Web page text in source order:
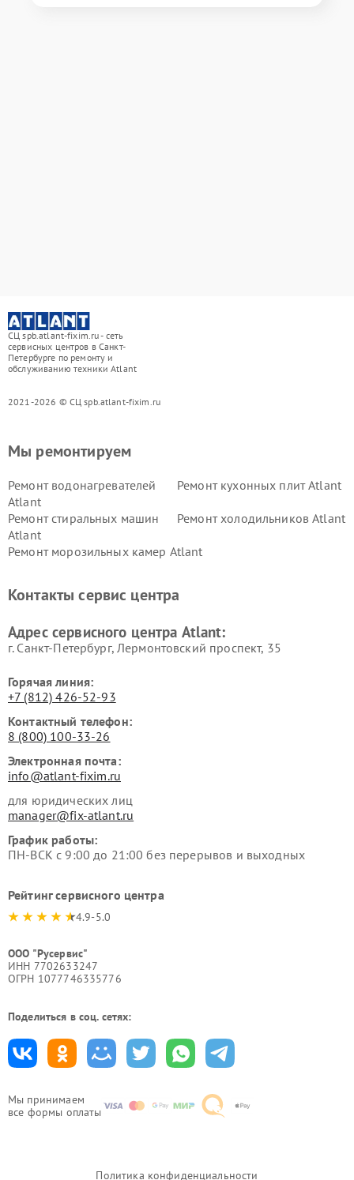
СЦ spb.atlant-fixim.ru - сеть
сервисных центров в Санкт-
Петербурге по ремонту и
обслуживанию техники Atlant
2021-2026 © СЦ spb.atlant-fixim.ru
Мы принимаем
все формы оплаты
Мы ремонтируем
Ремонт водонагревателей
Atlant
Ремонт кухонных плит Atlant
Ремонт стиральных машин
Atlant
Ремонт холодильников Atlant
Ремонт морозильных камер Atlant
Контакты сервис центра
Адрес сервисного центра Atlant:
г. Санкт-Петербург, Лермонтовский проспект, 35
Горячая линия:
+7 (812) 426-52-93
Контактный телефон:
8 (800) 100-33-26
Электронная почта:
info@atlant-fixim.ru
для юридических лиц
manager@fix-atlant.ru
График работы:
ПН-ВСК с 9:00 до 21:00 без перерывов и выходных
Рейтинг сервисного центра
4.9-5.0
ООО "Русервис"
ИНН 7702633247
ОГРН 1077746335776
Поделиться в соц. сетях:
Политика конфиденциальности